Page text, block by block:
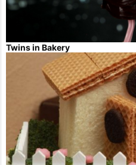
Twins in Bakery